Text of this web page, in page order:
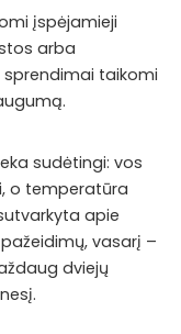
įspėjamieji
arba
taikomi
sudėtingi: vos
o temperatūra
apie
vasarį –
dviejų